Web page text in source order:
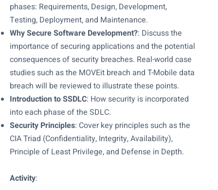
phases: Requirements, Design, Development,
Testing, Deployment, and Maintenance.
Why Secure Software Development?: Discuss the
importance of securing applications and the potential
consequences of security breaches. Real-world case
studies such as the MOVEit breach and T-Mobile data
breach will be reviewed to illustrate these points.
Introduction to SSDLC: How security is incorporated
into each phase of the SDLC.
Security Principles: Cover key principles such as the
CIA Triad (Confidentiality, Integrity, Availability),
Principle of Least Privilege, and Defense in Depth.
Activity: